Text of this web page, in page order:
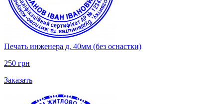
Печать инженера д. 40мм (без оснастки)
250 грн
Заказать